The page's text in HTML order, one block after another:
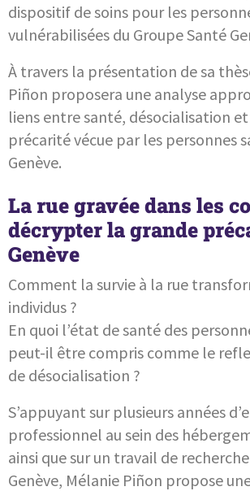
dispositif de soins pour les
vulnérabilisées du Groupe Santé
À travers la présentation de sa
Piñon proposera une analyse
liens entre santé, désocialisation
précarité vécue par les personnes
Genève.
La rue gravée dans les
décrypter la grande
Genève
Comment la survie à la rue
individus ?
En quoi l’état de santé des
peut-il être compris comme le
de désocialisation ?
S’appuyant sur plusieurs années
professionnel au sein des
ainsi que sur un travail de
Genève, Mélanie Piñon propose